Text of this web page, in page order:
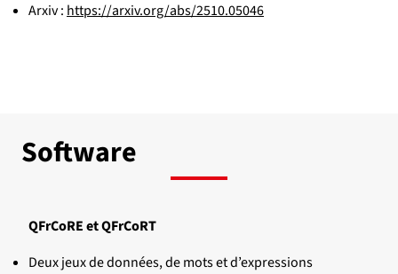
Arxiv :https://arxiv.org/abs/2510.05046
Software
QFrCoRE et QFrCoRT
Deux jeux de données, de mots et d’expressions